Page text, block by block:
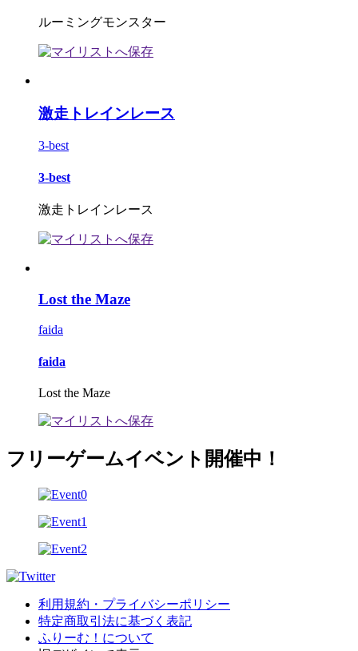
ルーミングモンスター
激走トレインレース
3-best
3-best
激走トレインレース
Lost the Maze
faida
faida
Lost the Maze
フリーゲームイベント開催中！
利用規約・プライバシーポリシー
特定商取引法に基づく表記
ふりーむ！について